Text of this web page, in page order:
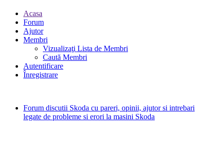
Acasa
Forum
Ajutor
Membri
Vizualizaţi Lista de Membri
Caută Membri
Autentificare
Înregistrare
Forum discutii Skoda cu pareri, opinii, ajutor si intrebari
legate de probleme si erori la masini Skoda